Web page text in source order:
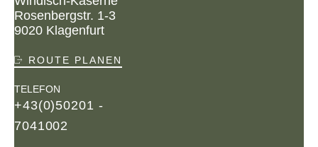
Rosenbergstr. 1-3
9020 Klagenfurt
ROUTE PLANEN
TELEFON
+43(0)50201 -
7041002